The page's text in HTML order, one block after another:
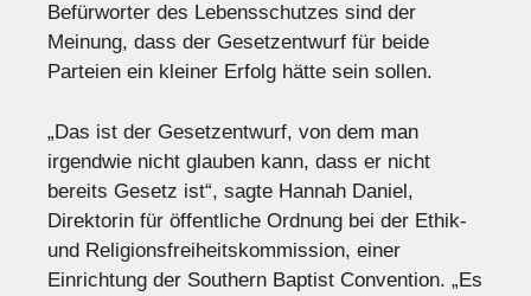
Befürworter des Lebensschutzes sind der
Meinung, dass der Gesetzentwurf für beide
Parteien ein kleiner Erfolg hätte sein sollen.
„Das ist der Gesetzentwurf, von dem man
irgendwie nicht glauben kann, dass er nicht
bereits Gesetz ist“, sagte Hannah Daniel,
Direktorin für öffentliche Ordnung bei der Ethik-
und Religionsfreiheitskommission, einer
Einrichtung der Southern Baptist Convention. „Es